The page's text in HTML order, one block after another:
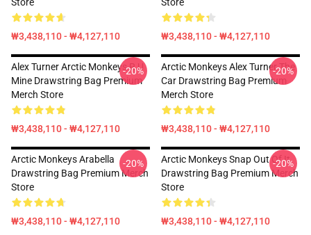
₩3,438,110 - ₩4,127,110 ₩3,438,110 - ₩4,127,110
Alex Turner Arctic Monkeys R U
Mine Drawstring Bag Premium
Merch Store
₩3,438,110 - ₩4,127,110
-20%
Arctic Monkeys Alex Turner The
Car Drawstring Bag Premium
Merch Store
₩3,438,110 - ₩4,127,110
-20%
Arctic Monkeys Arabella
Drawstring Bag Premium Merch
Store
₩3,438,110 - ₩4,127,110
-20%
Arctic Monkeys Snap Out Of It
Drawstring Bag Premium Merch
Store
₩3,438,110 - ₩4,127,110
-20%